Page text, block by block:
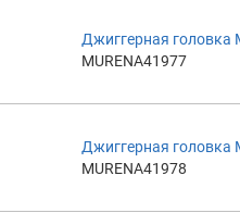
Джиггерная головка
MURENA41977
Джиггерная головка
MURENA41978